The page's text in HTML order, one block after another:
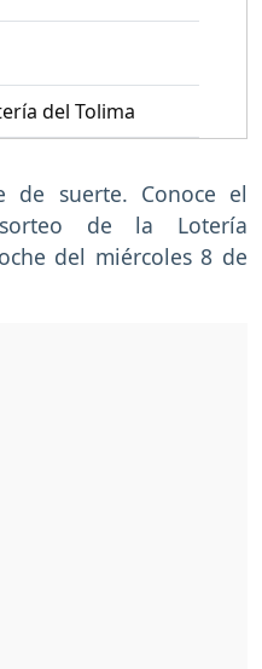
del Tolima
de suerte. Conoce el
de la Lotería
del miércoles 8 de